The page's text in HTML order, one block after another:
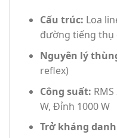
Cấu trúc: Loa
đường tiếng thụ
Nguyên lý
reflex)
Công suất:
W, Đỉnh 1000 W
Trở kháng